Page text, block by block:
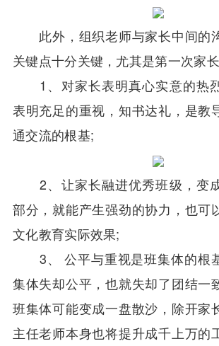
此外，组织老师与家长中间的
关键点十分关键，尤其是第一次家长
1、对家长表明真心实意的热
表明充足的重视，知书达礼，是教
通交流的根基;
2、让家长融进优秀班级，变
部分，就能产生强劲的协力，也可
文化教育实际效果;
3、 公平与重视是班集体的根
集体失却公平，也就失却了团结一
班集体可能变成一盘散沙，除开家
主任老师本身也将提升成千上万的